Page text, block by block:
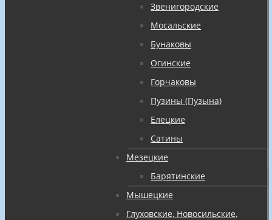
Звенигородские
Мосальские
Бунаковы
Огинские
Горчаковы
Пузины (Пузына)
Елецкие
Сатины
Мезецкие
Барятинские
Мышецкие
Глуховские, Новосильские,